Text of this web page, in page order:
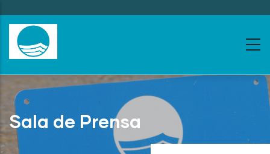
to
main
content
Sala de Prensa